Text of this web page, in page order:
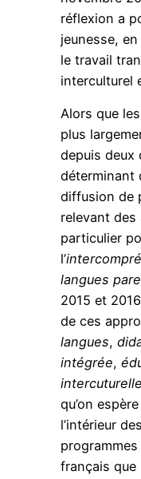
réflexion a
jeunesse,
le travail
interculturel
Alors que
plus
depuis deux
déterminant
diffusion de
relevant des
particulier
l’
langues
2015 et
de ces
langues,
intégrée,
qu’on
l’intérieur
français que